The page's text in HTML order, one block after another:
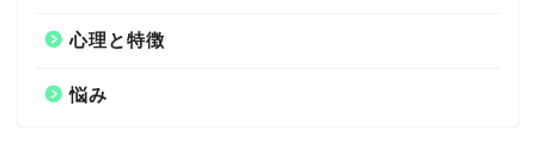
心理と特徴
悩み